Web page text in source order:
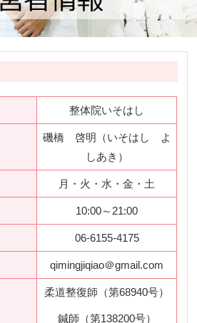
整体院いそはし
磯橋 啓明（いそはし よ
しあき）
月・火・水・金・土
10:00～21:00
06-6155-4175
qimingjiqiao＠gmail.com
柔道整復師（第68940号）
鍼師（第138200号）